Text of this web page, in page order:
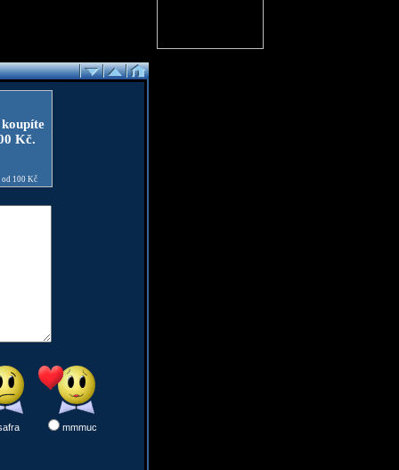
Kč.
od 100 Kč
mmmuc